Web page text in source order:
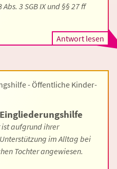
3 SGB IX und §§ 27 ff
Antwort lesen
- Öffentliche Kinder-
aufgrund ihrer
im Alltag bei
Tochter angewiesen.